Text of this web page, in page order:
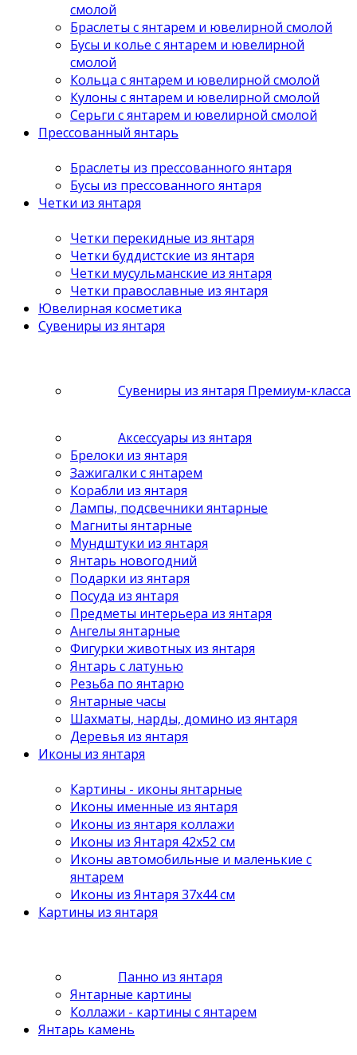
смолой
Браслеты с янтарем и ювелирной смолой
Бусы и колье с янтарем и ювелирной
смолой
Кольца с янтарем и ювелирной смолой
Кулоны с янтарем и ювелирной смолой
Серьги с янтарем и ювелирной смолой
Прессованный янтарь
Браслеты из прессованного янтаря
Бусы из прессованного янтаря
Четки из янтаря
Четки перекидные из янтаря
Четки буддистские из янтаря
Четки мусульманские из янтаря
Четки православные из янтаря
Ювелирная косметика
Сувениры из янтаря
Сувениры из янтаря Премиум-класса
Аксессуары из янтаря
Брелоки из янтаря
Зажигалки с янтарем
Корабли из янтаря
Лампы, подсвечники янтарные
Магниты янтарные
Мундштуки из янтаря
Янтарь новогодний
Подарки из янтаря
Посуда из янтаря
Предметы интерьера из янтаря
Ангелы янтарные
Фигурки животных из янтаря
Янтарь с латунью
Резьба по янтарю
Янтарные часы
Шахматы, нарды, домино из янтаря
Деревья из янтаря
Иконы из янтаря
Картины - иконы янтарные
Иконы именные из янтаря
Иконы из янтаря коллажи
Иконы из Янтаря 42х52 см
Иконы автомобильные и маленькие с
янтарем
Иконы из Янтаря 37х44 см
Картины из янтаря
Панно из янтаря
Янтарные картины
Коллажи - картины с янтарем
Янтарь камень